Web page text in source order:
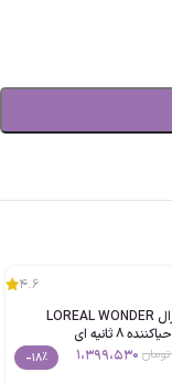
4.6
سرم مو لورال LOREAL WONDER
WATER احیاکننده 8 ثانیه ای
تومان 1،399،530
-18%